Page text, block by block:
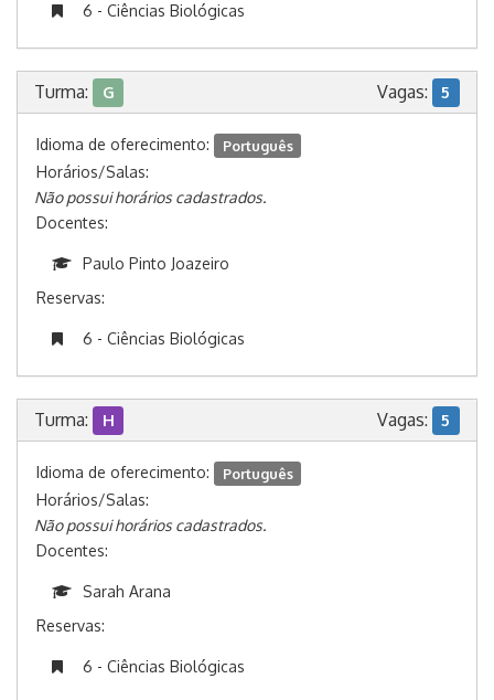
6 - Ciências Biológicas
Turma: G Vagas: 5
Idioma de oferecimento: Português
Horários/Salas:
Não possui horários cadastrados.
Docentes:
Paulo Pinto Joazeiro
Reservas:
6 - Ciências Biológicas
Turma: H Vagas: 5
Idioma de oferecimento: Português
Horários/Salas:
Não possui horários cadastrados.
Docentes:
Sarah Arana
Reservas:
6 - Ciências Biológicas